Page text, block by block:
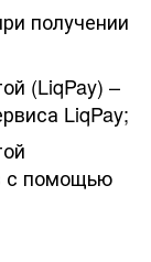
получении
(LiqPay) –
LiqPay;
с помощью